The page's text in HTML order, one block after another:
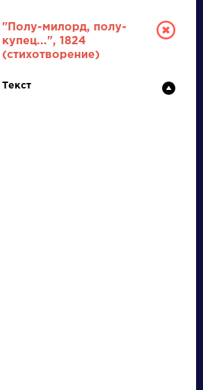
"Полу-милорд, полу-
купец...", 1824
(стихотворение)
Текст